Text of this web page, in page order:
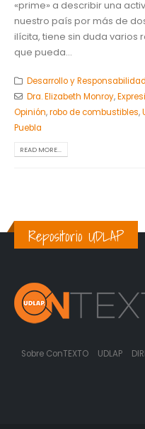
«prime» a describir una
nuestro país por más de
ilícita, tiene sin duda varios
que pueda...
Desarrollo y
Dra. Elizabeth Monroy,
Opinión,robo de combustibles,
Puebla
READ MORE...
Repositorio UDLAP
Sobre ConTEXTO UDLAP